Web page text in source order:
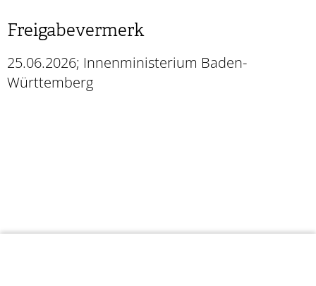
Freigabevermerk
25.06.2026; Innenministerium Baden-
Württemberg